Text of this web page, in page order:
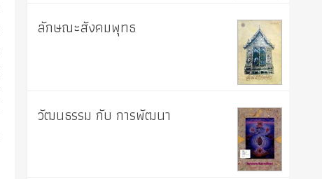
ลักษณะสังคมพุทธ
วัฒนธรรม กับ การพัฒนา